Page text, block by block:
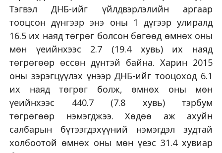
Тэгвэл ДНБ-ийг үйлдвэрлэлийн аргаар
тооцсон дүнгээр энэ оны 1 дүгээр улиралд
16.5 их наяд төгрөг болсон бөгөөд өмнөх оны
мөн үеийнхээс 2.7 (19.4 хувь) их наяд
төгрөгөөр өссөн дүнтэй байна. Харин 2015
оны зэрэгцүүлэх үнээр ДНБ-ийг тооцоход 6.1
их наяд төгрөг болж, өмнөх оны мөн
үеийнхээс 440.7 (7.8 хувь) тэрбум
төгрөгөөр нэмэгджээ. Хөдөө аж ахуйн
салбарын бүтээгдэхүүний нэмэгдэл зудтай
холбоотой өмнөх оны мөн үеэс 31.4 хувиар